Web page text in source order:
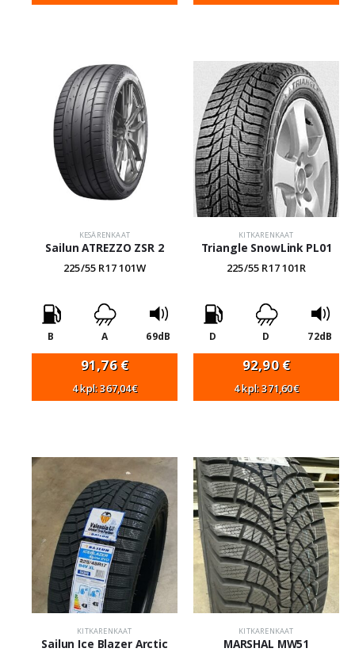
KESÄRENKAAT
Sailun ATREZZO ZSR 2
225/55 R17 101W
B A 69dB
91,76€
4 kpl: 367,04€
KITKARENKAAT
Triangle SnowLink PL01
225/55 R17 101R
D D 72dB
92,90€
4 kpl: 371,60€
KITKARENKAAT
Sailun Ice Blazer Arctic
KITKARENKAAT
MARSHAL MW51